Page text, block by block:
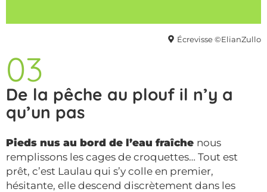
Écrevisse ©ElianZullo
03
De la pêche au plouf il n’y a
qu’un pas
Pieds nus au bord de l’eau fraîche nous
remplissons les cages de croquettes… Tout est
prêt, c’est Laulau qui s’y colle en premier,
hésitante, elle descend discrètement dans les